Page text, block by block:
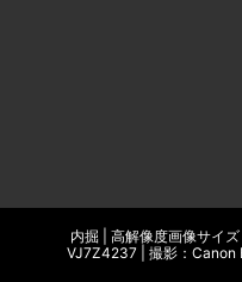
内掘 | 高解像度画像サイ
VJ7Z4237 | 撮影：Canon